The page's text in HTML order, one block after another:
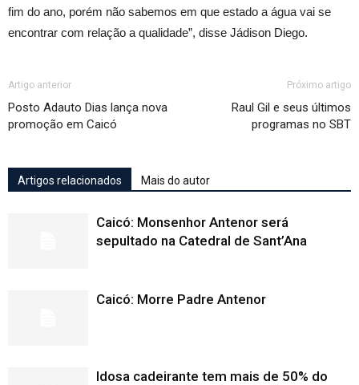
fim do ano, porém não sabemos em que estado a água vai se
encontrar com relação a qualidade”, disse Jádison Diego.
Artigo anterior
Posto Adauto Dias lança nova
promoção em Caicó
Próximo artigo
Raul Gil e seus últimos
programas no SBT
Artigos relacionados Mais do autor
Caicó: Monsenhor Antenor será
sepultado na Catedral de Sant’Ana
Caicó: Morre Padre Antenor
Idosa cadeirante tem mais de 50% do